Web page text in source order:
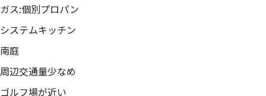
ガス:個別プロパン
システムキッチン
南庭
周辺交通量少なめ
ゴルフ場が近い